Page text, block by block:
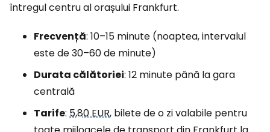
întregul centru al orașului Frankfurt.
Frecvență: 10–15 minute (noaptea, intervalul
este de 30–60 de minute)
Durata călătoriei: 12 minute până la gara
centrală
Tarife: 5,80 EUR, bilete de o zi valabile pentru